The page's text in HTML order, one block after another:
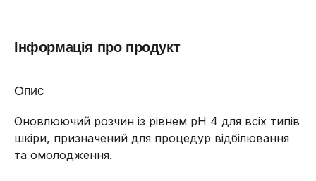
Інформація про продукт
Опис
Оновлюючий розчин із рівнем pH 4 для всіх типів
шкіри, призначений для процедур відбілювання
та омолодження.